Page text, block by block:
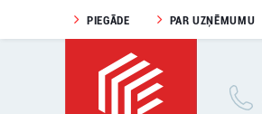
PIEGĀDE PAR UZŅĒMUMU